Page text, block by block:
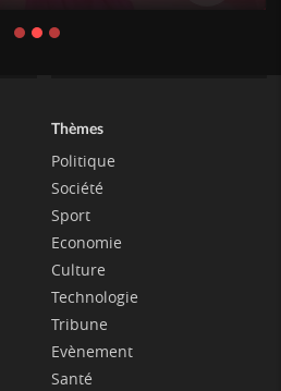
Thèmes
Politique
Société
Sport
Economie
Culture
Technologie
Tribune
Evènement
Santé